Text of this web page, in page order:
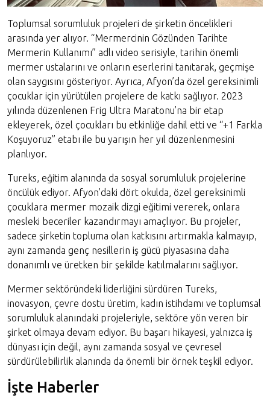
Toplumsal sorumluluk projeleri de şirketin öncelikleri
arasında yer alıyor. “Mermercinin Gözünden Tarihte
Mermerin Kullanımı” adlı video serisiyle, tarihin önemli
mermer ustalarını ve onların eserlerini tanıtarak, geçmişe
olan saygısını gösteriyor. Ayrıca, Afyon’da özel gereksinimli
çocuklar için yürütülen projelere de katkı sağlıyor. 2023
yılında düzenlenen Frig Ultra Maratonu’na bir etap
ekleyerek, özel çocukları bu etkinliğe dahil etti ve “+1 Farkla
Koşuyoruz” etabı ile bu yarışın her yıl düzenlenmesini
planlıyor.
Tureks, eğitim alanında da sosyal sorumluluk projelerine
öncülük ediyor. Afyon’daki dört okulda, özel gereksinimli
çocuklara mermer mozaik dizgi eğitimi vererek, onlara
mesleki beceriler kazandırmayı amaçlıyor. Bu projeler,
sadece şirketin topluma olan katkısını artırmakla kalmayıp,
aynı zamanda genç nesillerin iş gücü piyasasına daha
donanımlı ve üretken bir şekilde katılmalarını sağlıyor.
Mermer sektöründeki liderliğini sürdüren Tureks,
inovasyon, çevre dostu üretim, kadın istihdamı ve toplumsal
sorumluluk alanındaki projeleriyle, sektöre yön veren bir
şirket olmaya devam ediyor. Bu başarı hikayesi, yalnızca iş
dünyası için değil, aynı zamanda sosyal ve çevresel
sürdürülebilirlik alanında da önemli bir örnek teşkil ediyor.
İşte Haberler